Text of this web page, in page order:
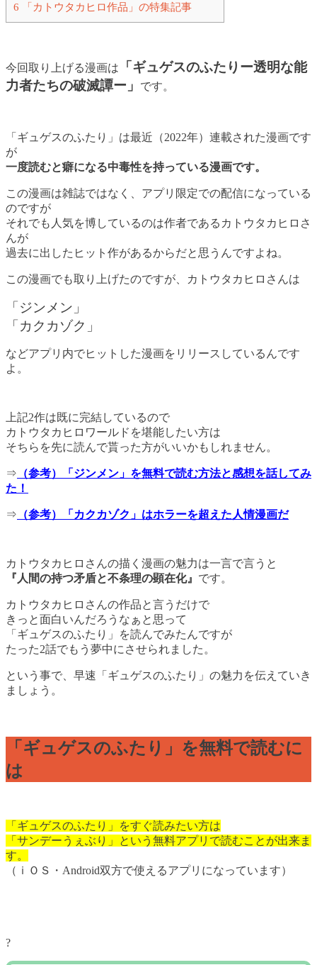
6 「カトウタカヒロ作品」の特集記事
今回取り上げる漫画は
「ギュゲスのふたりー透明な能
力者たちの破滅譚ー」
です。
「ギュゲスのふたり」は最近（2022年）連載された漫画です
が
一度読むと癖になる中毒性を持っている漫画です。
この漫画は雑誌ではなく、アプリ限定での配信になっている
のですが
それでも人気を博しているのは作者であるカトウタカヒロさ
んが
過去に出したヒット作があるからだと思うんですよね。
この漫画でも取り上げたのですが、カトウタカヒロさんは
「ジンメン」
「カクカゾク」
などアプリ内でヒットした漫画をリリースしているんです
よ。
上記2作は既に完結しているので
カトウタカヒロワールドを堪能したい方は
そちらを先に読んで貰った方がいいかもしれません。
⇒ （参考）「ジンメン」を無料で読む方法と感想を話してみ
た！
⇒ （参考）「カクカゾク」はホラーを超えた人情漫画だ
カトウタカヒロさんの描く漫画の魅力は一言で言うと
『人間の持つ矛盾と不条理の顕在化』 です。
カトウタカヒロさんの作品と言うだけで
きっと面白いんだろうなぁと思って
「ギュゲスのふたり」を読んでみたんですが
たった2話でもう夢中にさせられました。
という事で、早速「ギュゲスのふたり」の魅力を伝えていき
ましょう。
「ギュゲスのふたり」を無料で読むに
は
「ギュゲスのふたり」をすぐ読みたい方は
「サンデーうぇぶり」という無料アプリで読むことが出来ま
す。
（ｉＯＳ・Android双方で使えるアプリになっています）
?